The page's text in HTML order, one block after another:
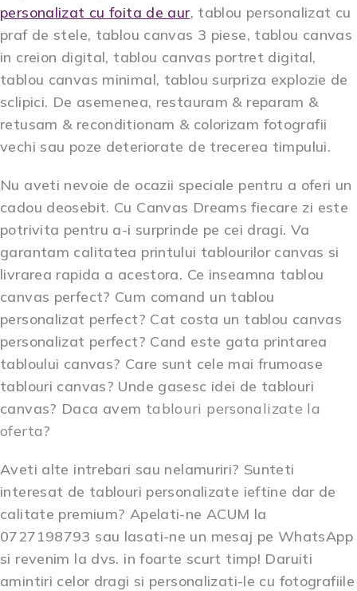
personalizat cu foita de aur, tablou personalizat cu
praf de stele, tablou canvas 3 piese, tablou canvas
in creion digital, tablou canvas portret digital,
tablou canvas minimal, tablou surpriza explozie de
sclipici. De asemenea, restauram & reparam &
retusam & reconditionam & colorizam fotografii
vechi sau poze deteriorate de trecerea timpului.
Nu aveti nevoie de ocazii speciale pentru a oferi un
cadou deosebit. Cu Canvas Dreams fiecare zi este
potrivita pentru a-i surprinde pe cei dragi. Va
garantam calitatea printului tablourilor canvas si
livrarea rapida a acestora. Ce inseamna tablou
canvas perfect? Cum comand un tablou
personalizat perfect? Cat costa un tablou canvas
personalizat perfect? Cand este gata printarea
tabloului canvas? Care sunt cele mai frumoase
tablouri canvas? Unde gasesc idei de tablouri
canvas? Daca avem tablouri personalizate la
oferta?
Aveti alte intrebari sau nelamuriri? Sunteti
interesat de tablouri personalizate ieftine dar de
calitate premium? Apelati-ne ACUM la
0727198793 sau lasati-ne un mesaj pe WhatsApp
si revenim la dvs. in foarte scurt timp! Daruiti
amintiri celor dragi si personalizati-le cu fotografiile